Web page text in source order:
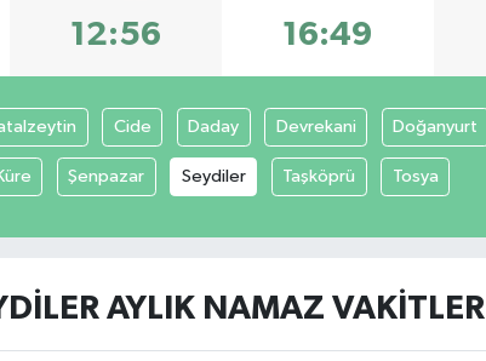
12:56 16:49
Cide Daday Devrekani Doğanyurt
Şenpazar Seydiler Taşköprü Tosya
AYLIK NAMAZ VAKITLERI